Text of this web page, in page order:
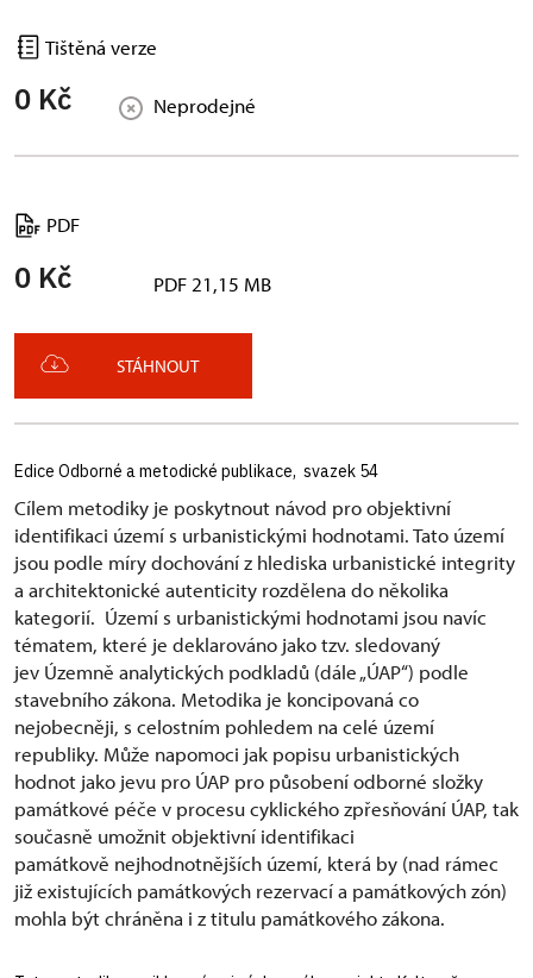
Tištěná verze
0 Kč Neprodejné
PDF
0 Kč PDF 21,15 MB
STÁHNOUT
Edice Odborné a metodické publikace, svazek 54
Cílem metodiky je poskytnout návod pro objektivní
identifikaci území s urbanistickými hodnotami. Tato území
jsou podle míry dochování z hlediska urbanistické integrity
a architektonické autenticity rozdělena do několika
kategorií. Území s urbanistickými hodnotami jsou navíc
tématem, které je deklarováno jako tzv. sledovaný
jev Územně analytických podkladů (dále „ÚAP“) podle
stavebního zákona. Metodika je koncipovaná co
nejobecněji, s celostním pohledem na celé území
republiky. Může napomoci jak popisu urbanistických
hodnot jako jevu pro ÚAP pro působení odborné složky
památkové péče v procesu cyklického zpřesňování ÚAP, tak
současně umožnit objektivní identifikaci
památkově nejhodnotnějších území, která by (nad rámec
již existujících památkových rezervací a památkových zón)
mohla být chráněna i z titulu památkového zákona.